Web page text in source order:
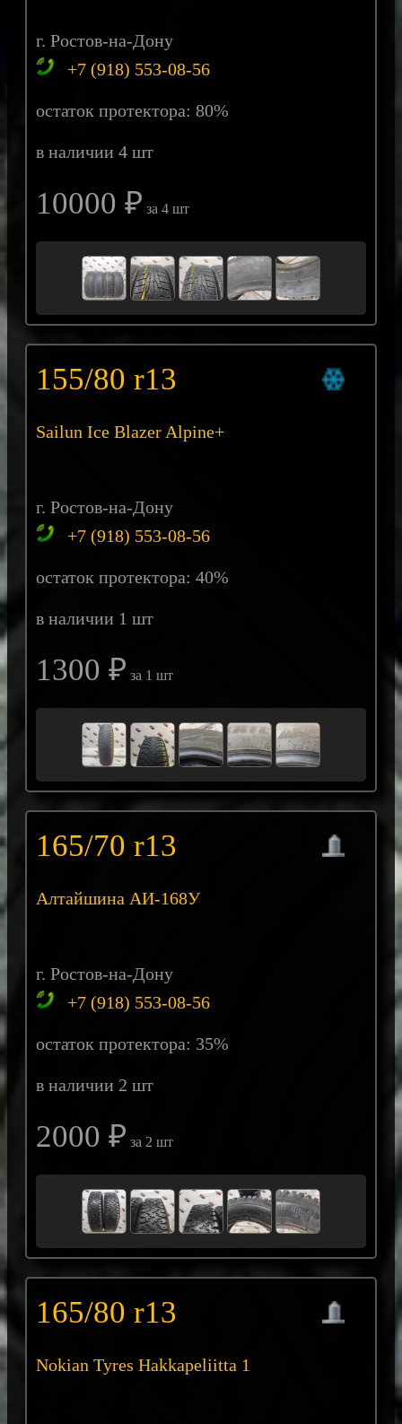
г. Ростов-на-Дону
+7 (918) 553-08-56
остаток протектора: 80%
в наличии 4 шт
10000 ₽ за 4 шт
155/80 r13
Sailun Ice Blazer Alpine+
г. Ростов-на-Дону
+7 (918) 553-08-56
остаток протектора: 40%
в наличии 1 шт
1300 ₽ за 1 шт
165/70 r13
Алтайшина АИ-168У
г. Ростов-на-Дону
+7 (918) 553-08-56
остаток протектора: 35%
в наличии 2 шт
2000 ₽ за 2 шт
165/80 r13
Nokian Tyres Hakkapeliitta 1